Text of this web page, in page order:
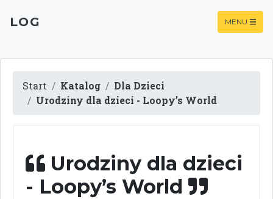
LOG MENU
Start Katalog
Dla Dzieci
Urodziny dla dzieci - Loopy’s World
Urodziny dla dzieci
- Loopy’s World